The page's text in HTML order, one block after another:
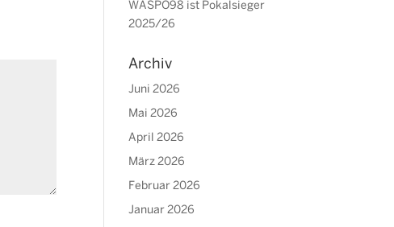
WASPO98 ist Pokalsieger
2025/26
Archiv
Juni 2026
Mai 2026
April 2026
März 2026
Februar 2026
Januar 2026